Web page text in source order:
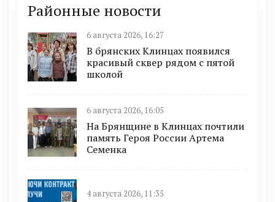
Районные новости
6 августа 2026, 16:27
В брянских Клинцах появился
красивый сквер рядом с пятой
школой
6 августа 2026, 16:05
На Брянщине в Клинцах почтили
память Героя России Артема
Семенка
4 августа 2026, 11:35